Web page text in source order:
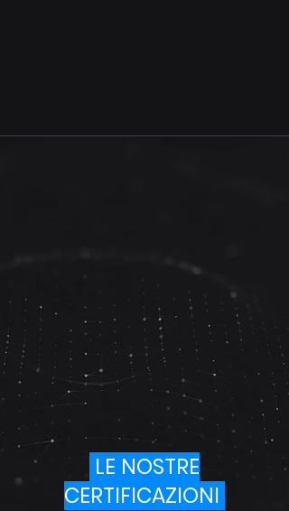
LE NOSTRE
CERTIFICAZIONI